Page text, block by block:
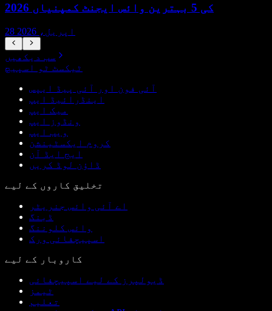
2026 کی 5 بہترین وائس ایجنٹ کمپنیاں
28 اپریل، 2026
سب دیکھیں
ٹیکسٹ ٹو اسپیچ
آئی فون اور آئی پیڈ ایپس
اینڈرائیڈ ایپ
میک ایپ
ونڈوز ایپ
ویب ایپ
کروم ایکسٹینشن
ایج ایڈ آن
ڈاؤن لوڈ کریں
تخلیق کاروں کے لیے
اے آئی وائس جنریٹر
ڈبنگ
وائس کلوننگ
اسپیچفائی ورک
کاروبار کے لیے
ڈیولپرز کے لیے اسپیچفائی
ٹیمز
تعلیم